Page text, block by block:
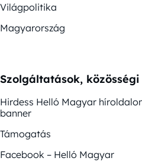
Világpolitika
Magyarország
Szolgáltatások,
Hirdess Helló Magyar
banner
Támogatás
Facebook – Helló Magyar